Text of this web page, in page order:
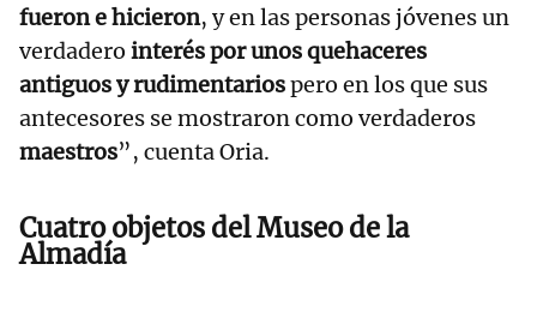
fueron e hicieron, y en las personas jóvenes un
verdadero interés por unos quehaceres
antiguos y rudimentariospero en los que sus
antecesores se mostraron como verdaderos
maestros”, cuenta Oria.
Cuatro objetos del Museo de la
Almadía